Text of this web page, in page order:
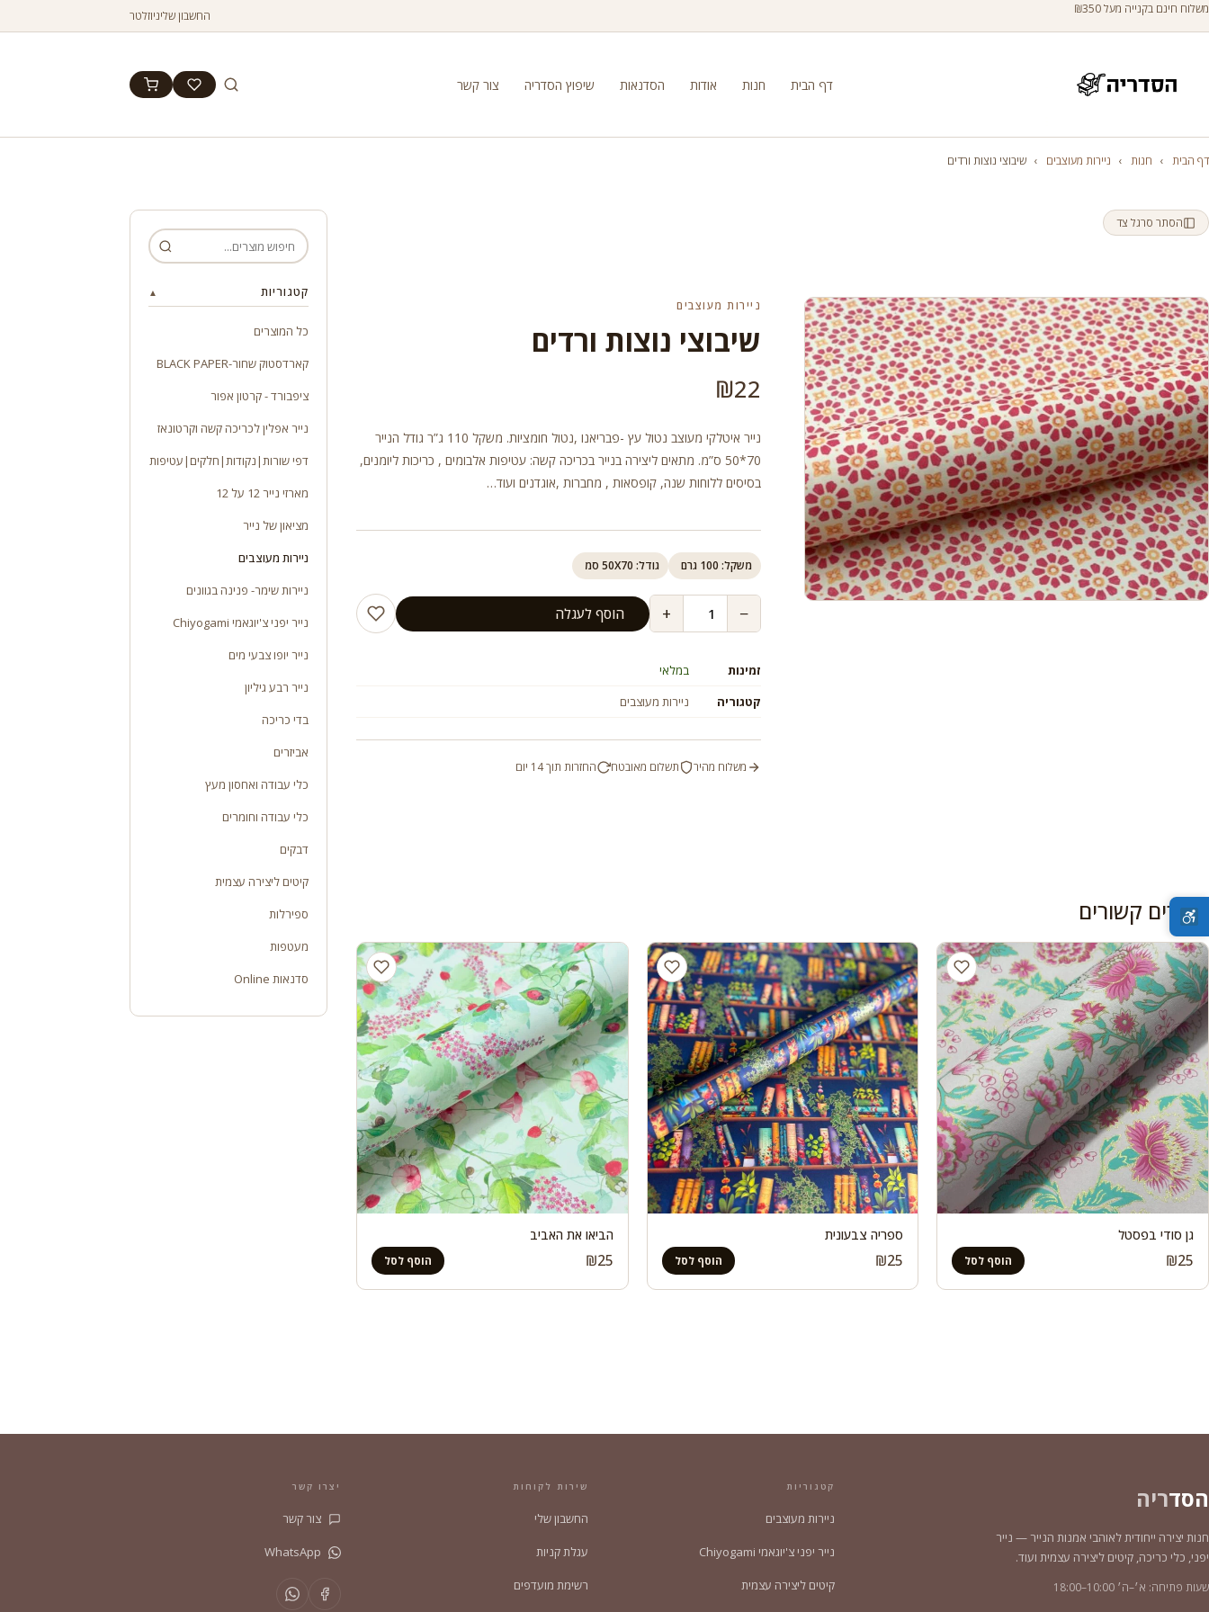
משלוח חינם בקנייה מעל ₪350 החשבון שליניוזלטר
דף הבית חנות אודות הסדנאות שיפוץ הסדריה צור קשר
דף הבית › חנות › ניירות מעוצבים › שיבוצי נוצות ורדים
הסתר סרגל צד
ניירות מעוצבים
שיבוצי נוצות ורדים
₪22
נייר איטלקי מעוצב נטול עץ -פבריאנו ,נטול חומציות. משקל 110 ג”ר גודל הנייר
70*50 ס”מ. מתאים ליצירה בנייר בכריכה קשה: עטיפות אלבומים , כריכות ליומנים,
בסיסים ללוחות שנה, קופסאות , מחברות ,אוגדנים ועוד…
משקל: 100 גרם גודל: 50X70 סמ
−
+ הוסף לעגלה
זמינות
במלאי
קטגוריה
ניירות מעוצבים
משלוח מהיר תשלום מאובטח החזרות תוך 14 יום
מוצרים קשורים
גן סודי בפסטל
₪25 הוסף לסל
ספריה צבעונית
₪25 הוסף לסל
הביאו את האביב
₪25 הוסף לסל
קטגוריות ▲
כל המוצרים
קארדסטוק שחור-BLACK PAPER
ציפבורד - קרטון אפור
נייר אפלין לכריכה קשה וקרטונאז
דפי שורות|נקודות|חלקים|עטיפות
מארזי נייר 12 על 12
מציאון של נייר
ניירות מעוצבים
ניירות שימר- פנינה בגוונים
נייר יפני צ'יוגאמי Chiyogami
נייר יופו צבעי מים
נייר רבע גיליון
בדי כריכה
אביזרים
כלי עבודה ואחסון מעץ
כלי עבודה וחומרים
דבקים
קיטים ליצירה עצמית
ספירלות
מעטפות
סדנאות Online
הסדריה
חנות יצירה ייחודית לאוהבי אמנות הנייר — נייר
יפני, כלי כריכה, קיטים ליצירה עצמית ועוד.
שעות פתיחה: א׳–ה׳ 10:00–18:00
קטגוריות
ניירות מעוצבים
נייר יפני צ'יוגאמי Chiyogami
קיטים ליצירה עצמית
שירות לקוחות
החשבון שלי
עגלת קניות
רשימת מועדפים
יצרו קשר
צור קשר